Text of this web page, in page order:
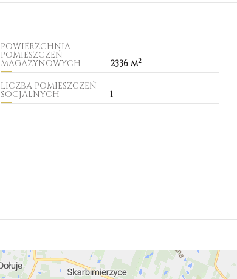
POWIERZCHNIA
POMIESZCZEŃ
MAGAZYNOWYCH 2336 m2
LICZBA POMIESZCZEŃ
SOCJALNYCH 1